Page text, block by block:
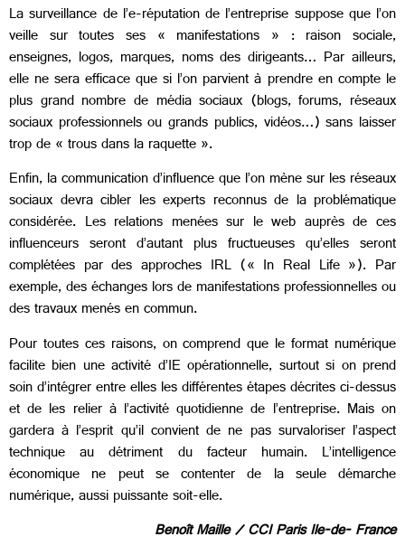
La surveillance de l’e-réputation de l’entreprise suppose que l’on
veille sur toutes ses « manifestations » : raison sociale,
enseignes, logos, marques, noms des dirigeants… Par ailleurs,
elle ne sera efficace que si l’on parvient à prendre en compte le
plus grand nombre de média sociaux (blogs, forums, réseaux
sociaux professionnels ou grands publics, vidéos…) sans laisser
trop de « trous dans la raquette ».
Enfin, la communication d’influence que l’on mène sur les réseaux
sociaux devra cibler les experts reconnus de la problématique
considérée. Les relations menées sur le web auprès de ces
influenceurs seront d’autant plus fructueuses qu’elles seront
complétées par des approches IRL (« In Real Life »). Par
exemple, des échanges lors de manifestations professionnelles ou
des travaux menés en commun.
Pour toutes ces raisons, on comprend que le format numérique
facilite bien une activité d’IE opérationnelle, surtout si on prend
soin d’intégrer entre elles les différentes étapes décrites ci-dessus
et de les relier à l’activité quotidienne de l’entreprise. Mais on
gardera à l’esprit qu’il convient de ne pas survaloriser l’aspect
technique au détriment du facteur humain. L’intelligence
économique ne peut se contenter de la seule démarche
numérique, aussi puissante soit-elle.
Benoît Maille / CCI Paris Ile-de- France